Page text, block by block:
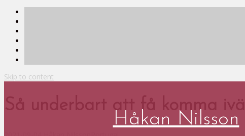
Skip to content
Håkan Nilsson
Så underbart att få komma